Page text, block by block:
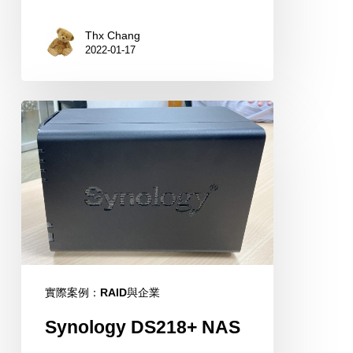
Thx Chang
2022-01-17
Synology
DS218+
NAS
實際案例：RAID與企業
Synology DS218+ NAS